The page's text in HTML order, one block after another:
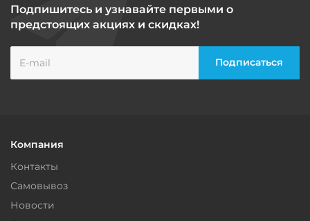
Подпишитесь и узнавайте первыми о
предстоящих акциях и скидках!
Компания
Контакты
Самовывоз
Новости